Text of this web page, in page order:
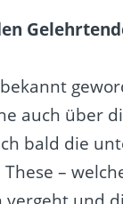
auch über
bald die
–